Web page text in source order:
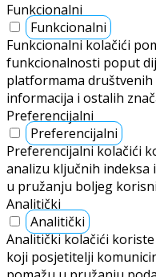
Funkcionalni
Funkcionalni
Funkcionalni kolačići
funkcionalnosti poput
platformama
informacija i ostalih
Preferencijalni
Preferencijalni
Preferencijalni kolačići
analizu ključnih indeksa
u pružanju boljeg
Analitički
Analitički
Analitički kolačići
koji posjetitelji